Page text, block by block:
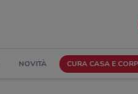
NOVITÀ CURA CASA E